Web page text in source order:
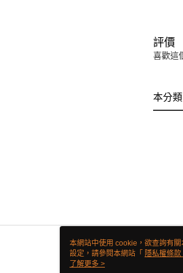
評價
喜歡這
本分
本網站中使用 cookie，欲查詢有
設定，請參閱本網站「 隱私權條款
使用 cookie。
了解更多 >